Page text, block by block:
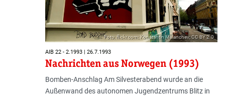
Foto: flickr.com; Konstantin Malanchev; CC BY 2.0
AIB 22 - 2.1993 | 26.7.1993
Nachrichten aus Norwegen (1993)
Bomben-Anschlag Am Silvesterabend wurde an die
Außenwand des autonomen Jugendzentrums Blitz in